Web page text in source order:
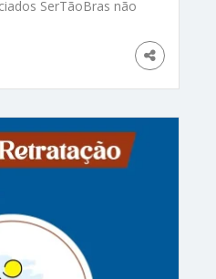
SerTãoBras não